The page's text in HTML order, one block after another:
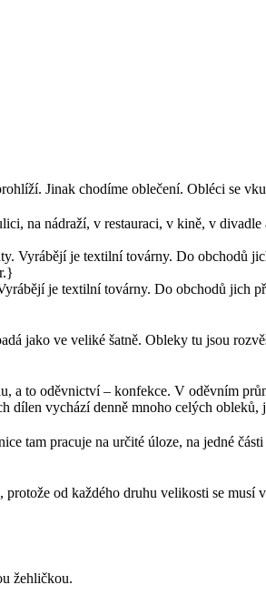
Jinak chodíme oblečení. Obléci se
na nádraží, v restauraci, v kině, v
je textilní továrny. Do obchodů jich
jako ve veliké šatně. Obleky tu jsou
a to oděvnictví – konfekce. V oděvním
vychází denně mnoho celých obleků,
tam pracuje na určité úloze, na jedné
od každého druhu velikosti se
žehličkou.